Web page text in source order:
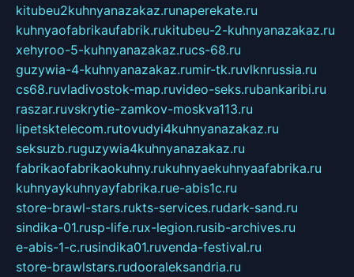
kitubeu2kuhnyanazakaz.runaperekate.ru
kuhnyaofabrikaufabrik.rukitubeu-2-kuhnyanazakaz.ru
xehyroo-5-kuhnyanazakaz.rucs-68.ru
guzywia-4-kuhnyanazakaz.rumir-tk.ruvlknrussia.ru
cs68.ruvladivostok-map.ruvideo-seks.rubankaribi.ru
raszar.ruvskrytie-zamkov-moskva113.ru
lipetsktelecom.rutovudyi4kuhnyanazakaz.ru
seksuzb.ruguzywia4kuhnyanazakaz.ru
fabrikaofabrikaokuhny.rukuhnyaekuhnyaafabrika.ru
kuhnyaykuhnyayfabrika.rue-abis1c.ru
store-brawl-stars.rukts-services.rudark-sand.ru
sindika-01.rusp-life.rux-legion.rusib-archives.ru
e-abis-1-c.rusindika01.ruvenda-festival.ru
store-brawlstars.rudooraleksandria.ru